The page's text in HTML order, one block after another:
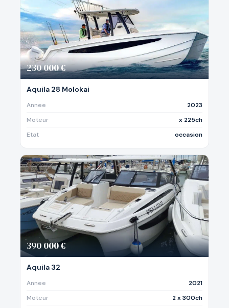
230 000 €
Aquila 28 Molokai
Annee
2023
Moteur
x 225ch
Etat
occasion
390 000 €
Aquila 32
Annee
2021
Moteur
2 x 300ch